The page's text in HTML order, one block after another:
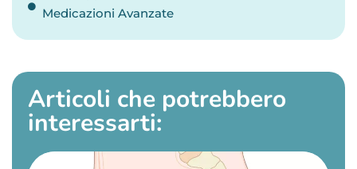
Medicazioni Avanzate
Articoli che potrebbero
interessarti: